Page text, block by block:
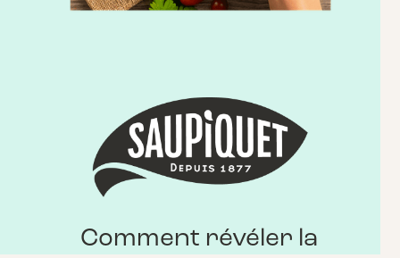
Comment révéler la